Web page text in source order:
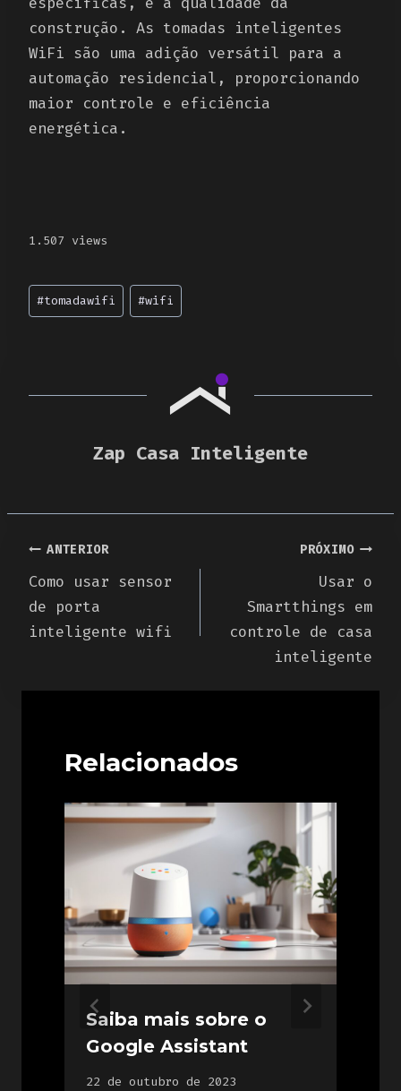
construção. As tomadas inteligentes
WiFi são uma adição versátil para a
automação residencial, proporcionando
maior controle e eficiência
energética.
1.507 views
Post
Tags:
#tomadawifi #wifi
Zap Casa Inteligente
Navegação
de
Post
ANTERIOR
Como usar sensor
de porta
inteligente wifi
PRÓXIMO
Usar o
Smartthings em
controle de casa
inteligente
Relacionados
Saiba mais sobre o
Google Assistant
22 de outubro de 2023